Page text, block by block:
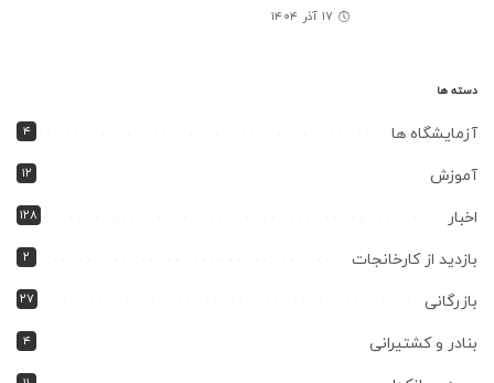
۱۷ آذر ۱۴۰۴
دسته ها
آزمایشگاه ها ۴
آموزش ۱۲
اخبار ۱۲۸
بازدید از کارخانجات ۲
بازرگانی ۲۷
بنادر و کشتیرانی ۴